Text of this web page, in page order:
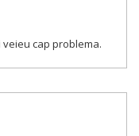
cap problema.